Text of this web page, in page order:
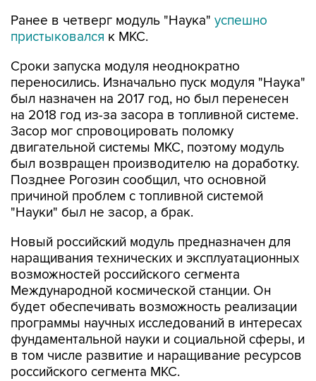
Ранее в четверг модуль "Наука" успешно
пристыковался к МКС.
Сроки запуска модуля неоднократно
переносились. Изначально пуск модуля "Наука"
был назначен на 2017 год, но был перенесен
на 2018 год из-за засора в топливной системе.
Засор мог спровоцировать поломку
двигательной системы МКС, поэтому модуль
был возвращен производителю на доработку.
Позднее Рогозин сообщил, что основной
причиной проблем с топливной системой
"Науки" был не засор, а брак.
Новый российский модуль предназначен для
наращивания технических и эксплуатационных
возможностей российского сегмента
Международной космической станции. Он
будет обеспечивать возможность реализации
программы научных исследований в интересах
фундаментальной науки и социальной сферы, и
в том числе развитие и наращивание ресурсов
российского сегмента МКС.